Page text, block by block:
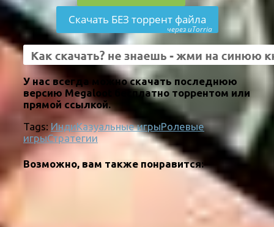
Скачать БЕЗ торрент файла
через uTorria
У нас всегда можно скачать последнюю
версию Megaloot бесплатно торрентом или
прямой ссылкой.
Tags: ИндиКазуальные игрыРолевые
игрыСтратегии
Возможно, вам также понравится: